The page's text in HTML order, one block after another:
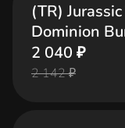
(TR)
Dominion
2 040 ₽
2 142 ₽